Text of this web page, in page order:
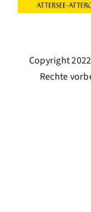
Copyright
Rechte